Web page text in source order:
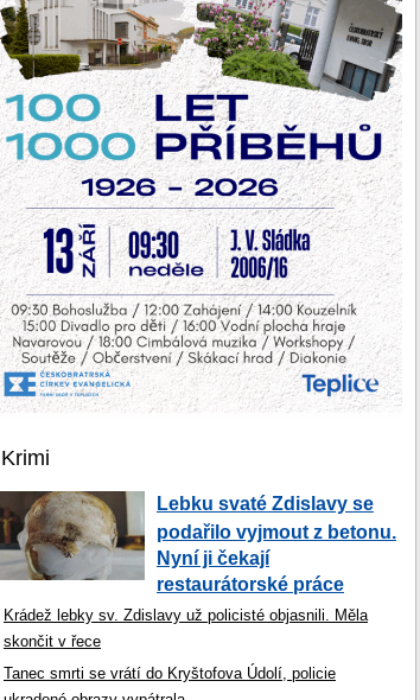
Krimi
Lebku svaté Zdislavy se
podařilo vyjmout z betonu.
Nyní ji čekají
restaurátorské práce
Krádež lebky sv. Zdislavy už policisté objasnili. Měla
skončit v řece
Tanec smrti se vrátí do Kryštofova Údolí, policie